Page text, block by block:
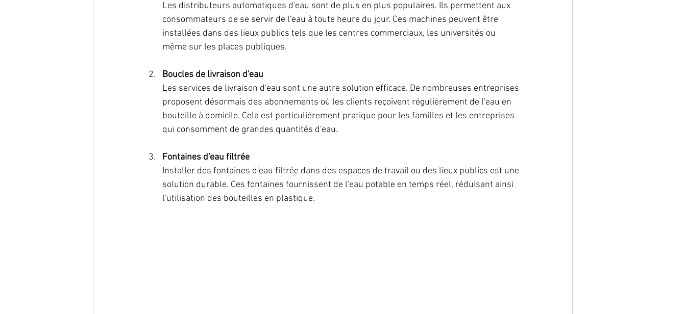
Les distributeurs automatiques d'eau sont de plus en plus populaires. Ils permettent aux
consommateurs de se servir de l'eau à toute heure du jour. Ces machines peuvent être
installées dans des lieux publics tels que les centres commerciaux, les universités ou
même sur les places publiques.
Boucles de livraison d'eau
Les services de livraison d'eau sont une autre solution efficace. De nombreuses entreprises
proposent désormais des abonnements où les clients reçoivent régulièrement de l'eau en
bouteille à domicile. Cela est particulièrement pratique pour les familles et les entreprises
qui consomment de grandes quantités d'eau.
Fontaines d'eau filtrée
Installer des fontaines d'eau filtrée dans des espaces de travail ou des lieux publics est une
solution durable. Ces fontaines fournissent de l'eau potable en temps réel, réduisant ainsi
l'utilisation des bouteilles en plastique.